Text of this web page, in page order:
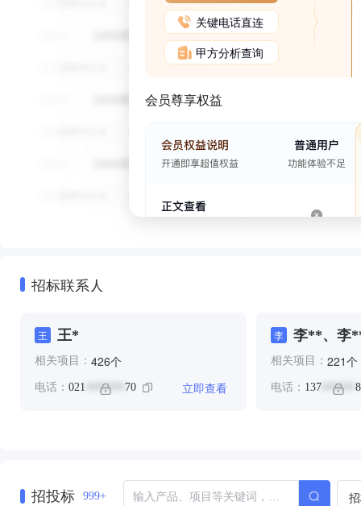
关键电话直连
甲方分析查询
会员尊享权益
招标联系人
王 王*
相关项目： 426个
电话： 021 ******* 70 立即查看
李 李**、李
相关项目： 221个
电话： 137 ******
招投标 999+